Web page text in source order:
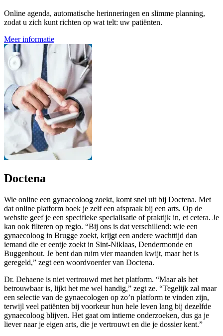
Online agenda, automatische herinneringen en slimme planning,
zodat u zich kunt richten op wat telt: uw patiënten.
Meer informatie
Doctena
Wie online een gynaecoloog zoekt, komt snel uit bij Doctena. Met
dat online platform boek je zelf een afspraak bij een arts. Op de
website geef je een specifieke specialisatie of praktijk in, et cetera. Je
kan ook filteren op regio. “Bij ons is dat verschillend: wie een
gynaecoloog in Brugge zoekt, krijgt een andere wachttijd dan
iemand die er eentje zoekt in Sint-Niklaas, Dendermonde en
Buggenhout. Je bent dan ruim vier maanden kwijt, maar het is
geregeld,” zegt een woordvoerder van Doctena.
Dr. Dehaene is niet vertrouwd met het platform. “Maar als het
betrouwbaar is, lijkt het me wel handig,” zegt ze. “Tegelijk zal maar
een selectie van de gynaecologen op zo’n platform te vinden zijn,
terwijl veel patiënten bij voorkeur hun hele leven lang bij dezelfde
gynaecoloog blijven. Het gaat om intieme onderzoeken, dus ga je
liever naar je eigen arts, die je vertrouwt en die je dossier kent.”